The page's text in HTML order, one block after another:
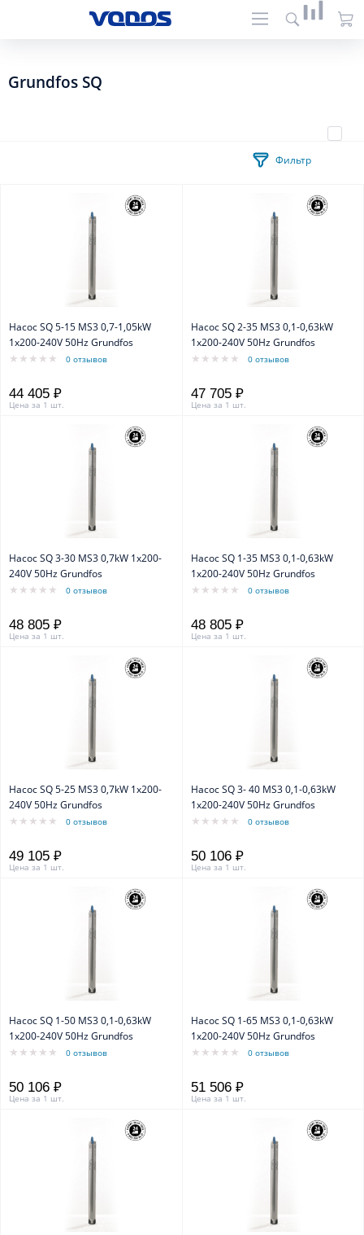
Grundfos SQ
Фильтр
Насос SQ 5-15 MS3 0,7-1,05kW
1x200-240V 50Hz Grundfos
0 отзывов
44 405 ₽
Цена за 1 шт.
Насос SQ 2-35 MS3 0,1-0,63kW
1x200-240V 50Hz Grundfos
0 отзывов
47 705 ₽
Цена за 1 шт.
Насос SQ 3-30 MS3 0,7kW 1x200-
240V 50Hz Grundfos
0 отзывов
48 805 ₽
Цена за 1 шт.
Насос SQ 1-35 MS3 0,1-0,63kW
1x200-240V 50Hz Grundfos
0 отзывов
48 805 ₽
Цена за 1 шт.
Насос SQ 5-25 MS3 0,7kW 1x200-
240V 50Hz Grundfos
0 отзывов
49 105 ₽
Цена за 1 шт.
Насос SQ 3- 40 MS3 0,1-0,63kW
1x200-240V 50Hz Grundfos
0 отзывов
50 106 ₽
Цена за 1 шт.
Насос SQ 1-50 MS3 0,1-0,63kW
1x200-240V 50Hz Grundfos
0 отзывов
50 106 ₽
Цена за 1 шт.
Насос SQ 1-65 MS3 0,1-0,63kW
1x200-240V 50Hz Grundfos
0 отзывов
51 506 ₽
Цена за 1 шт.